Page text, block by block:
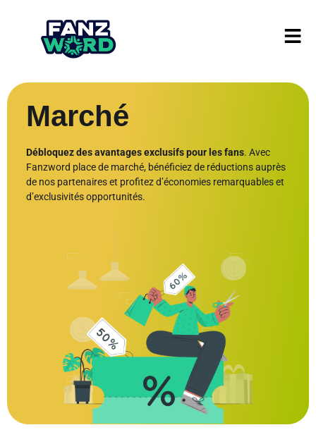
Marché​
Débloquez des avantages exclusifs pour les fans. Avec
Fanzword place de marché, bénéficiez de réductions auprès
de nos partenaires et profitez d’économies remarquables et
d’exclusivités opportunités.